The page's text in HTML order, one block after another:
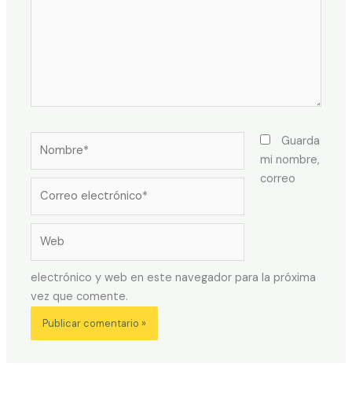
electrónico*
Guarda
mi nombre,
correo
electrónico y web en este navegador para la próxima
vez que comente.